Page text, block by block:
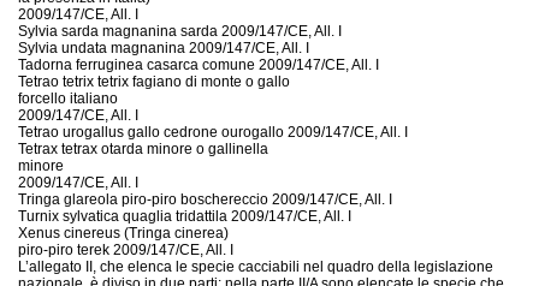
2009/147/CE, All. I
Sylvia sarda magnanina sarda 2009/147/CE, All. I
Sylvia undata magnanina 2009/147/CE, All. I
Tadorna ferruginea casarca comune 2009/147/CE, All. I
Tetrao tetrix tetrix fagiano di monte o gallo
forcello italiano
2009/147/CE, All. I
Tetrao urogallus gallo cedrone ourogallo 2009/147/CE, All. I
Tetrax tetrax otarda minore o gallinella
minore
2009/147/CE, All. I
Tringa glareola piro-piro boschereccio 2009/147/CE, All. I
Turnix sylvatica quaglia tridattila 2009/147/CE, All. I
Xenus cinereus (Tringa cinerea)
piro-piro terek 2009/147/CE, All. I
L’allegato II, che elenca le specie cacciabili nel quadro della legislazione